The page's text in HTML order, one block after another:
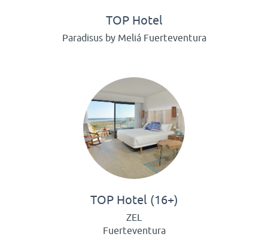
TOP Hotel
Paradisus by Meliá Fuerteventura
TOP Hotel (16+)
ZEL
Fuerteventura